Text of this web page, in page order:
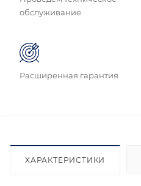
обслуживание
Расширенная гарантия
ХАРАКТЕРИСТИКИ